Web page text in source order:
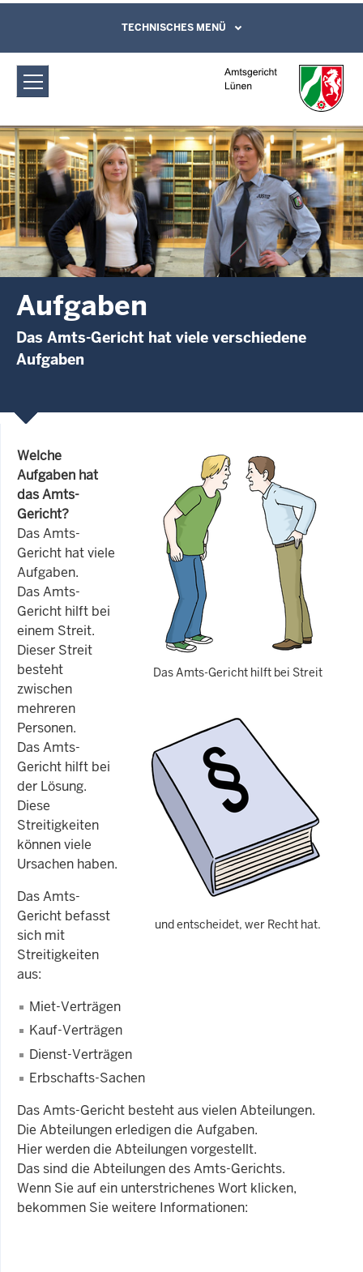
Amtsgericht Lünen: Aufgaben
Direkt zum Inhalt
Leichte Sprache, Gebärdensprachenvideo
und Kontaktformular
TECHNISCHES MENÜ
Aufgaben
Das Amts-Gericht hat viele verschiedene
Aufgaben
Das Amts-Gericht hilft bei Streit
und entscheidet, wer Recht hat.
Welche
Aufgaben hat
das Amts-
Gericht?
Das Amts-
Gericht hat viele
Aufgaben.
Das Amts-
Gericht hilft bei
einem Streit.
Dieser Streit
besteht
zwischen
mehreren
Personen.
Das Amts-
Gericht hilft bei
der Lösung.
Diese
Streitigkeiten
können viele
Ursachen haben.
Das Amts-
Gericht befasst
sich mit
Streitigkeiten
aus:
Miet-Verträgen
Kauf-Verträgen
Dienst-Verträgen
Erbschafts-Sachen
Das Amts-Gericht besteht aus vielen Abteilungen.
Die Abteilungen erledigen die Aufgaben.
Hier werden die Abteilungen vorgestellt.
Das sind die Abteilungen des Amts-Gerichts.
Wenn Sie auf ein unterstrichenes Wort klicken,
bekommen Sie weitere Informationen: